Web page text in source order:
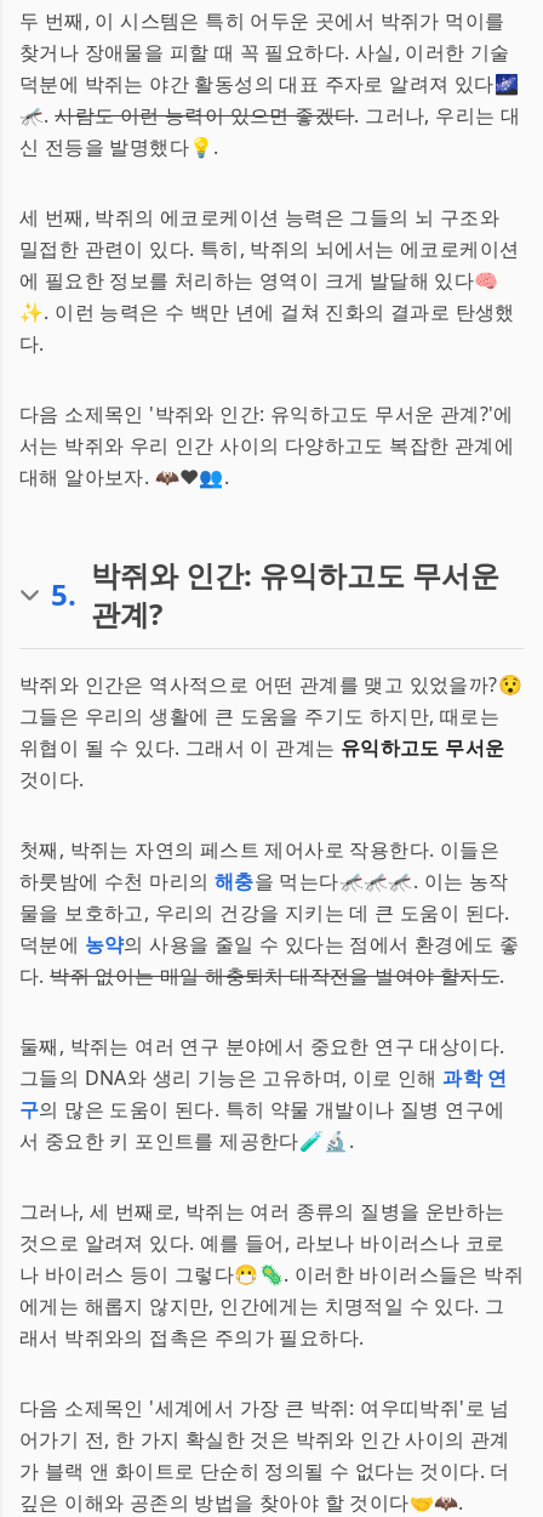
두 번째, 이 시스템은 특히 어두운 곳에서 박쥐가 먹이를
찾거나 장애물을 피할 때 꼭 필요하다. 사실, 이러한 기술
덕분에 박쥐는 야간 활동성의 대표 주자로 알려져 있다🌌
🦟.사람도 이런 능력이 있으면 좋겠다. 그러나, 우리는 대
신 전등을 발명했다💡.
세 번째, 박쥐의 에코로케이션 능력은 그들의 뇌 구조와
밀접한 관련이 있다. 특히, 박쥐의 뇌에서는 에코로케이션
에 필요한 정보를 처리하는 영역이 크게 발달해 있다🧠
✨. 이런 능력은 수 백만 년에 걸쳐 진화의 결과로 탄생했
다.
다음 소제목인 '박쥐와 인간: 유익하고도 무서운 관계?'에
서는 박쥐와 우리 인간 사이의 다양하고도 복잡한 관계에
대해 알아보자. 🦇❤️👥.
5. 박쥐와 인간: 유익하고도 무서운
관계?
박쥐와 인간은 역사적으로 어떤 관계를 맺고 있었을까?😯
그들은 우리의 생활에 큰 도움을 주기도 하지만, 때로는
위협이 될 수 있다. 그래서 이 관계는 유익하고도 무서운
것이다.
첫째, 박쥐는 자연의 페스트 제어사로 작용한다. 이들은
하룻밤에 수천 마리의 해충을 먹는다🦟🦟🦟. 이는 농작
물을 보호하고, 우리의 건강을 지키는 데 큰 도움이 된다.
덕분에 농약의 사용을 줄일 수 있다는 점에서 환경에도 좋
다.박쥐 없이는 매일 해충퇴치 대작전을 벌여야 할지도.
둘째, 박쥐는 여러 연구 분야에서 중요한 연구 대상이다.
그들의 DNA와 생리 기능은 고유하며, 이로 인해과학 연
구의 많은 도움이 된다. 특히 약물 개발이나 질병 연구에
서 중요한 키 포인트를 제공한다🧪🔬.
그러나, 세 번째로, 박쥐는 여러 종류의 질병을 운반하는
것으로 알려져 있다. 예를 들어, 라보나 바이러스나 코로
나 바이러스 등이 그렇다😷🦠. 이러한 바이러스들은 박쥐
에게는 해롭지 않지만, 인간에게는 치명적일 수 있다. 그
래서 박쥐와의 접촉은 주의가 필요하다.
다음 소제목인 '세계에서 가장 큰 박쥐: 여우띠박쥐'로 넘
어가기 전, 한 가지 확실한 것은 박쥐와 인간 사이의 관계
가 블랙 앤 화이트로 단순히 정의될 수 없다는 것이다. 더
깊은 이해와 공존의 방법을 찾아야 할 것이다🤝🦇.